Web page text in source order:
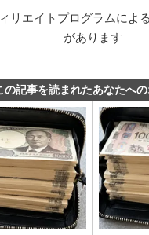
リエイトプログラムによ
があります
の記事を読まれたあなたへ